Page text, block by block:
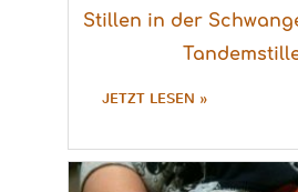
Stillen in der
JETZT LESEN »